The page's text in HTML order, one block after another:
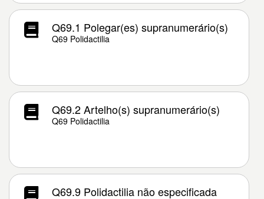
Q69.1 Polegar(es) supranumerário(s)
Q69 Polidactilia
Q69.2 Artelho(s) supranumerário(s)
Q69 Polidactilia
Q69.9 Polidactilia não especificada